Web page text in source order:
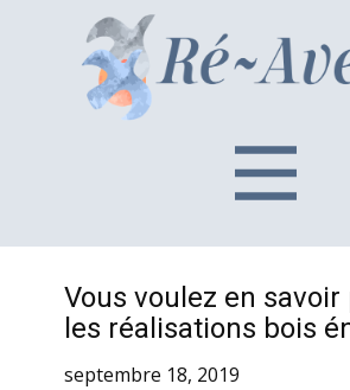
Vous voulez en
les réalisations bois
septembre 18, 2019